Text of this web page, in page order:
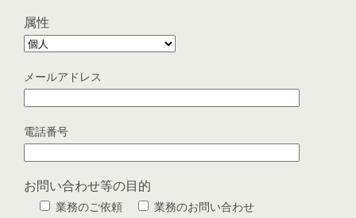
属性
メールアドレス
電話番号
お問い合わせ等の目的
業務のご依頼
業務のお問い合わせ